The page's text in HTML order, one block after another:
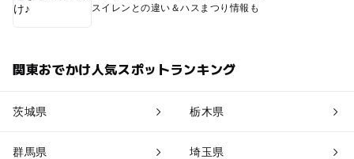
スイレンとの違い＆ハスまつり情報も
関東おでかけ人気スポットランキング
茨城県 栃木県
群馬県 埼玉県